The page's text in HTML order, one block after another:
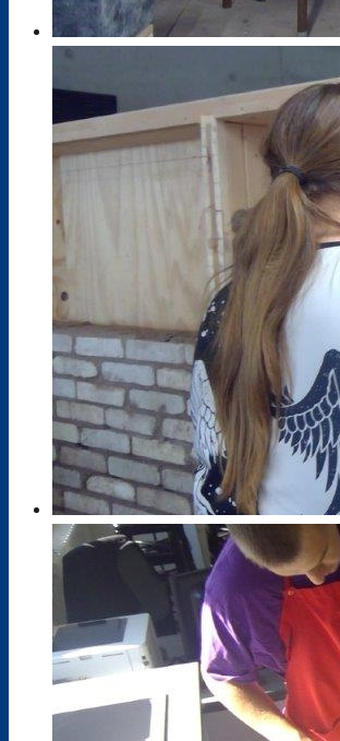
Fahrzeugtechnik
Metalltechnik
Sozialpädagogik
Wirtschaft und Verwaltung
Kollegium
Abteilungen BBZ Mölln
Stellenausschreibungen
Lehrkräfteausbildung
Praktikanten
BBZ intern